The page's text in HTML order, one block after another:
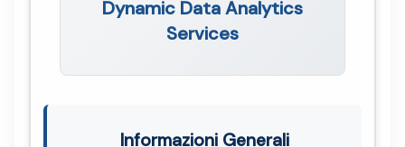
Dynamic Data Analytics
Services
Informazioni Generali